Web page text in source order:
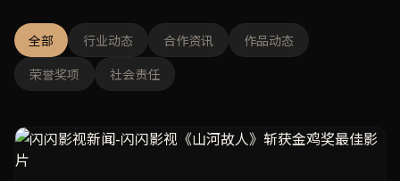
全部 行业动态 合作资讯
作品动态
荣誉奖项
社会责任